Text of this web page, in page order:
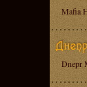
Mafia
Dnepr